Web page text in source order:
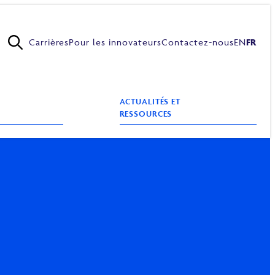
CarrièresPour les innovateursContactez-nousENFR
ACTUALITÉS ET
RESSOURCES